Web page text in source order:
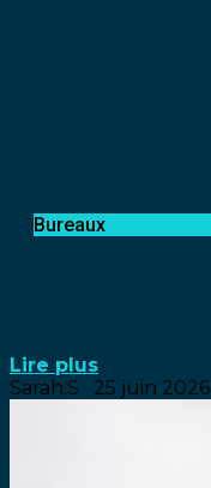
Bureaux
Lire plus
Sarah.S
25 juin 2026